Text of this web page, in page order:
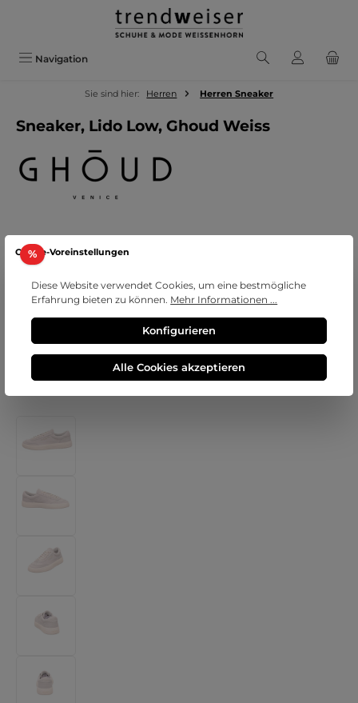
Zum Hauptinhalt springen
Navigation
Sie sind hier: Herren Herren Sneaker
Sneaker, Lido Low, Ghoud Weiss
Bildergalerie überspringen
%Rabatt
Cookie-Voreinstellungen
Diese Website verwendet Cookies, um eine bestmögliche
Erfahrung bieten zu können. Mehr Informationen ...
Konfigurieren
Alle Cookies akzeptieren